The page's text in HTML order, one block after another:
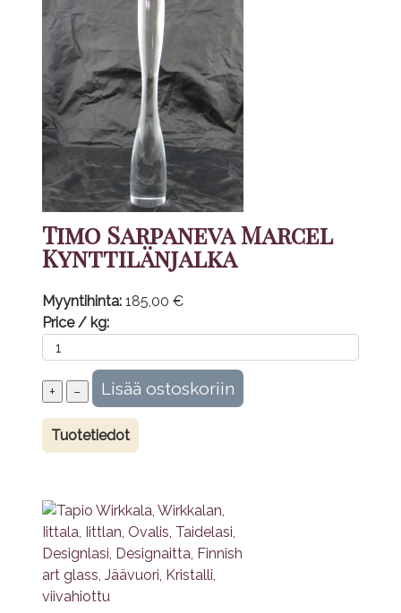
Timo Sarpaneva Marcel
Kynttilänjalka
Myyntihinta: 185,00 €
Price / kg:
Tuotetiedot